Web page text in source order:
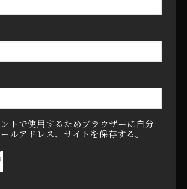
トで使用するためブラウザーに自分
ルアドレス、サイトを保存する。